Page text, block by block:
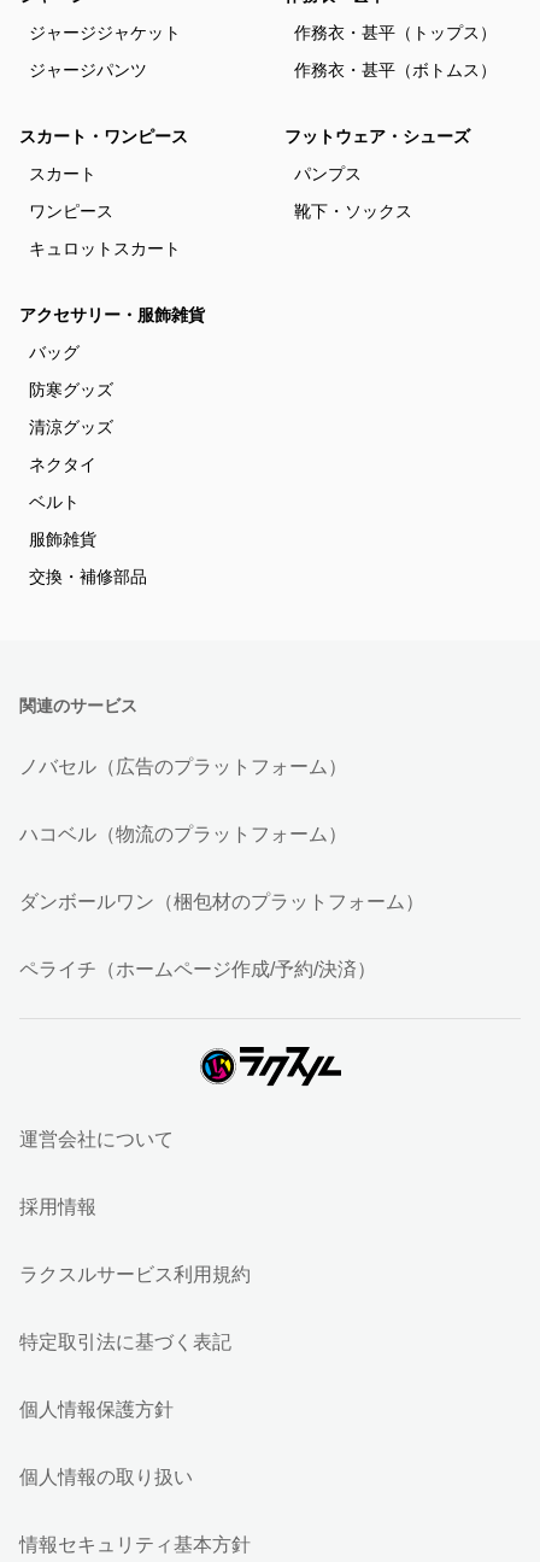
ジャージジャケット
ジャージパンツ
作務衣・甚平（トップス）
作務衣・甚平（ボトムス）
スカート・ワンピース
スカート
ワンピース
キュロットスカート
フットウェア・シューズ
パンプス
靴下・ソックス
アクセサリー・服飾雑貨
バッグ
防寒グッズ
清涼グッズ
ネクタイ
ベルト
服飾雑貨
交換・補修部品
関連のサービス
ノバセル（広告のプラットフォーム）
ハコベル（物流のプラットフォーム）
ダンボールワン（梱包材のプラットフォーム）
ペライチ（ホームページ作成/予約/決済）
運営会社について
採用情報
ラクスルサービス利用規約
特定取引法に基づく表記
個人情報保護方針
個人情報の取り扱い
情報セキュリティ基本方針